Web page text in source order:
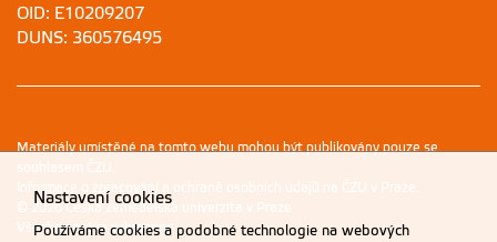
OID: E10209207
DUNS: 360576495
Materiály umístěné na tomto webu mohou být publikovány pouze se
souhlasem ČZU.
Informace o zpracování a ochraně osobních údajů na ČZU v Praze.
© 2026 Česká zemědělská univerzita v Praze
Všechna práva vyhrazena
Nastavení cookies
Používáme cookies a podobné technologie na webových